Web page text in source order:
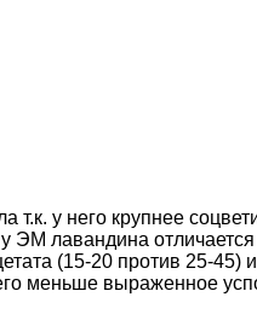
у него крупнее
ЭМ лавандина
(15-20 против 25-45)
меньше выраженное